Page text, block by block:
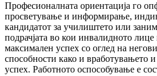
Професионалната ориентација го
просветување и информирање,
кандидатот за училиштето или
подрачјата во кои инвалидното
максимален успех со оглед на
способности како и вработувањето
успех. Работното оспособување е